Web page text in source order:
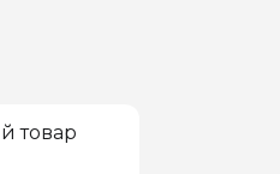
товар